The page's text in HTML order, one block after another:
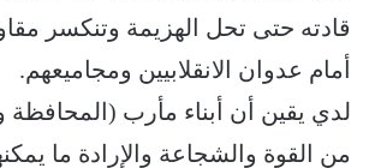
قادته حتى تحل الهزيمة وتنكسر
أمام عدوان الانقلابيين ومجاميعهم.
لدي يقين أن أبناء مأرب (المحافظة
من القوة والشجاعة والإرادة ما